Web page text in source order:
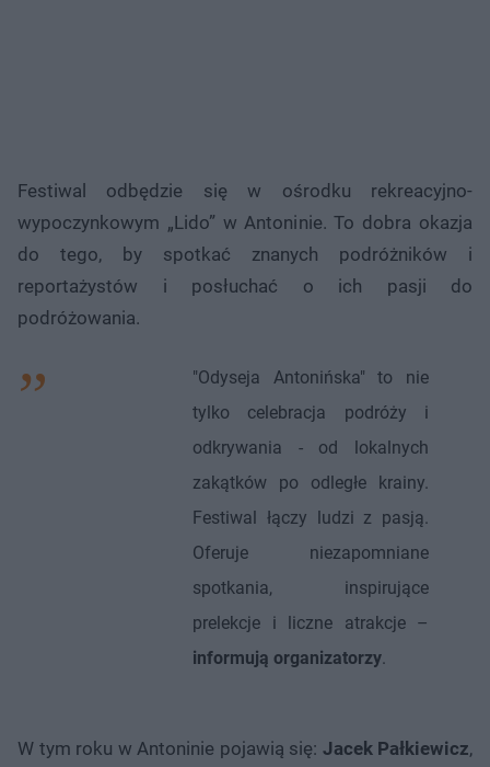
Festiwal odbędzie się w ośrodku rekreacyjno-
wypoczynkowym „Lido” w Antoninie. To dobra okazja
do tego, by spotkać znanych podróżników i
reportażystów i posłuchać o ich pasji do
podróżowania.
"Odyseja Antonińska" to nie
tylko celebracja podróży i
odkrywania - od lokalnych
zakątków po odległe krainy.
Festiwal łączy ludzi z pasją.
Oferuje niezapomniane
spotkania, inspirujące
prelekcje i liczne atrakcje –
informują organizatorzy.
W tym roku w Antoninie pojawią się: Jacek Pałkiewicz,